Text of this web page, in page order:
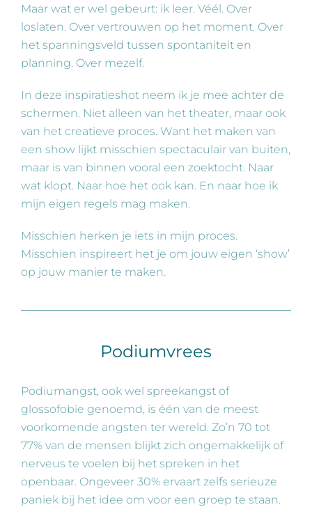
Maar wat er wel gebeurt: ik leer. Véél. Over
loslaten. Over vertrouwen op het moment. Over
het spanningsveld tussen spontaniteit en
planning. Over mezelf.
In deze inspiratieshot neem ik je mee achter de
schermen. Niet alleen van het theater, maar ook
van het creatieve proces. Want het maken van
een show lijkt misschien spectaculair van buiten,
maar is van binnen vooral een zoektocht. Naar
wat klopt. Naar hoe het ook kan. En naar hoe ik
mijn eigen regels mag maken.
Misschien herken je iets in mijn proces.
Misschien inspireert het je om jouw eigen ‘show’
op jouw manier te maken.
Podiumvrees
Podiumangst, ook wel spreekangst of
glossofobie genoemd, is één van de meest
voorkomende angsten ter wereld. Zo’n 70 tot
77% van de mensen blijkt zich ongemakkelijk of
nerveus te voelen bij het spreken in het
openbaar. Ongeveer 30% ervaart zelfs serieuze
paniek bij het idee om voor een groep te staan.